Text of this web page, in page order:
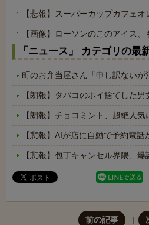
【悲報】スーパーカップカフェ
【画像】ローソンのこのアイス
「ニュース」 カテゴリの最
町のお弁当屋さん「申し訳ない
【朗報】タバコのポイ捨てした
【朗報】チョコミント、超絶人
【悲報】AIが店に自動で予約電
【悲報】包丁キャンセル界隈、爆
前の記事